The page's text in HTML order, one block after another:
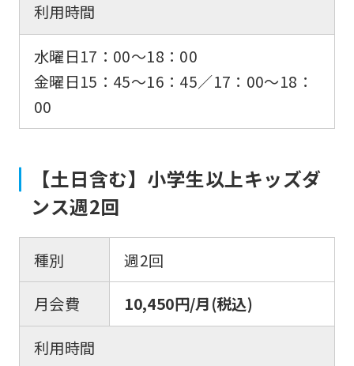
利用時間
水曜日17：00〜18：00
金曜日15：45〜16：45／17：00〜18：
00
【土日含む】小学生以上キッズダ
ンス週2回
種別
週2回
月会費
10,450円/月(税込)
利用時間